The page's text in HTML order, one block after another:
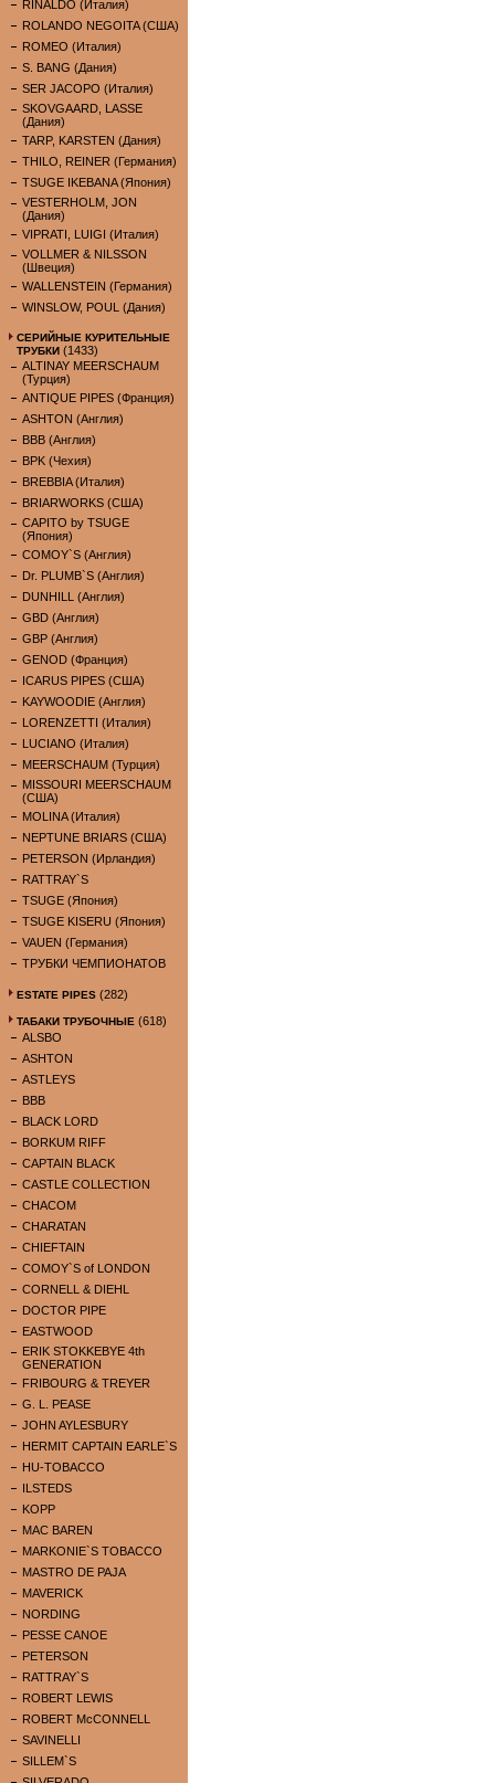
RINALDO (Италия)
ROLANDO NEGOITA (США)
ROMEO (Италия)
S. BANG (Дания)
SER JACOPO (Италия)
SKOVGAARD, LASSE
(Дания)
TARP, KARSTEN (Дания)
THILO, REINER (Германия)
TSUGE IKEBANA (Япония)
VESTERHOLM, JON
(Дания)
VIPRATI, LUIGI (Италия)
VOLLMER & NILSSON
(Швеция)
WALLENSTEIN (Германия)
WINSLOW, POUL (Дания)
СЕРИЙНЫЕ КУРИТЕЛЬНЫЕ
ТРУБКИ (1433)
ALTINAY MEERSCHAUM
(Турция)
ANTIQUE PIPES (Франция)
ASHTON (Англия)
BBB (Англия)
BPK (Чехия)
BREBBIA (Италия)
BRIARWORKS (США)
CAPITO by TSUGE
(Япония)
COMOY`S (Англия)
Dr. PLUMB`S (Англия)
DUNHILL (Англия)
GBD (Англия)
GBP (Англия)
GENOD (Франция)
ICARUS PIPES (США)
KAYWOODIE (Англия)
LORENZETTI (Италия)
LUCIANO (Италия)
MEERSCHAUM (Турция)
MISSOURI MEERSCHAUM
(США)
MOLINA (Италия)
NEPTUNE BRIARS (США)
PETERSON (Ирландия)
RATTRAY`S
TSUGE (Япония)
TSUGE KISERU (Япония)
VAUEN (Германия)
ТРУБКИ ЧЕМПИОНАТОВ
ESTATE PIPES (282)
ТАБАКИ ТРУБОЧНЫЕ (618)
ALSBO
ASHTON
ASTLEYS
BBB
BLACK LORD
BORKUM RIFF
CAPTAIN BLACK
CASTLE COLLECTION
CHACOM
CHARATAN
CHIEFTAIN
COMOY`S of LONDON
CORNELL & DIEHL
DOCTOR PIPE
EASTWOOD
ERIK STOKKEBYE 4th
GENERATION
FRIBOURG & TREYER
G. L. PEASE
JOHN AYLESBURY
HERMIT CAPTAIN EARLE`S
HU-TOBACCO
ILSTEDS
KOPP
MAC BAREN
MARKONIE`S TOBACCO
MASTRO DE PAJA
MAVERICK
NORDING
PESSE CANOE
PETERSON
RATTRAY`S
ROBERT LEWIS
ROBERT McCONNELL
SAVINELLI
SILLEM`S